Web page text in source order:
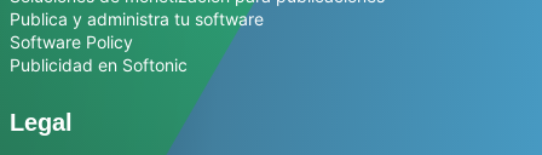
Publica y administra tu software
Software Policy
Publicidad en Softonic
Legal